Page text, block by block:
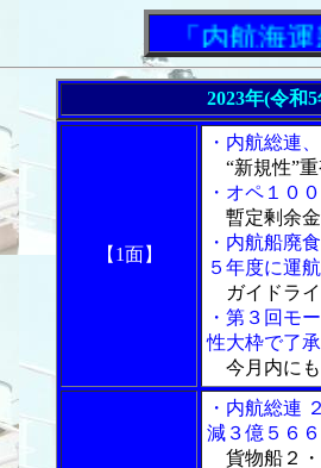
「内航海運新
2023年(令和
【1面】
・内航総連
“新規性”
・オペ１０
暫定剰余金
・内航船廃
５年度に運
ガイドライ
・第３回モ
性大枠で了承
今月内に
・内航総連
減３億５６
貨物船２・